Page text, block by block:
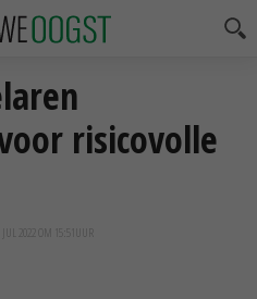
risicovolle
18 JUL 2022 OM 15:51